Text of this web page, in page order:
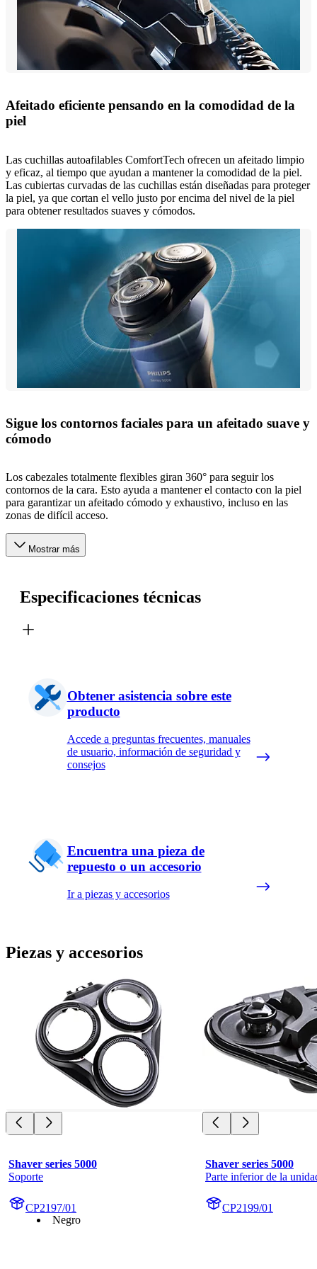
Afeitado eficiente pensando en la comodidad de la
piel
Las cuchillas autoafilables ComfortTech ofrecen un afeitado limpio
y eficaz, al tiempo que ayudan a mantener la comodidad de la piel.
Las cubiertas curvadas de las cuchillas están diseñadas para proteger
la piel, ya que cortan el vello justo por encima del nivel de la piel
para obtener resultados suaves y cómodos.
Sigue los contornos faciales para un afeitado suave y
cómodo
Los cabezales totalmente flexibles giran 360° para seguir los
contornos de la cara. Esto ayuda a mantener el contacto con la piel
para garantizar un afeitado cómodo y exhaustivo, incluso en las
zonas de difícil acceso.
Mostrar más
Especificaciones técnicas
Obtener asistencia sobre este
producto
Accede a preguntas frecuentes, manuales
de usuario, información de seguridad y
consejos
Encuentra una pieza de
repuesto o un accesorio
Ir a piezas y accesorios
Piezas y accesorios
Shaver series 5000
Soporte
CP2197/01
Negro
Shaver series 5000
Parte inferior de la
CP2199/01